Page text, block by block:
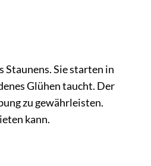
Staunens. Sie starten in
Glühen taucht. Der
zu gewährleisten.
kann.